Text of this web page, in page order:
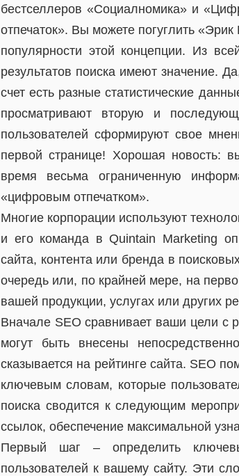
бестселлеров «Социалномика» и
отпечаток». Вы можете погуглить
популярности этой концепции. Из
результатов поиска имеют значение.
счет есть разные статистические
просматривают вторую и
пользователей сформируют свое
первой странице! Хорошая новость:
время весьма ограниченную
«цифровым отпечатком».
Многие корпорации используют
и его команда в Quintain Marketing
сайта, контента или бренда в
очередь или, по крайней мере, на
вашей продукции, услугах или других
Вначале SEO сравнивает ваши цели с
могут быть внесены
сказывается на рейтинге сайта. SEO
ключевым словам, которые
поиска сводится к следующим
ссылок, обеспечение максимальной
Первый шаг – определить
пользователей к вашему сайту. Эти